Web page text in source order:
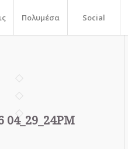
Πολυμέσα Social
04_29_24PM